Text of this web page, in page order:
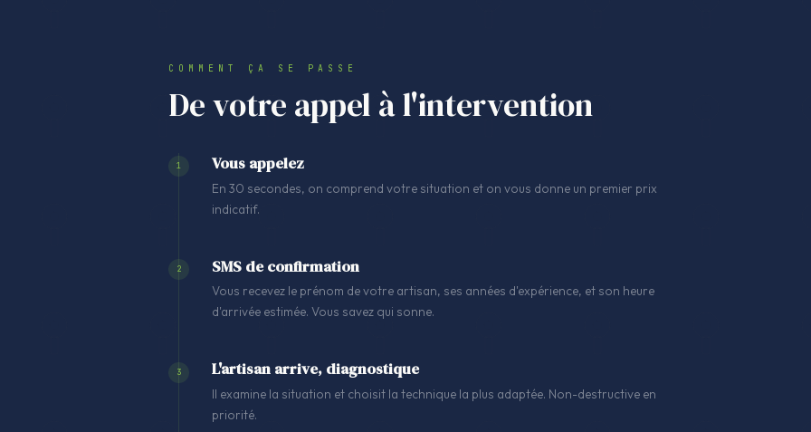
COMMENT ÇA SE PASSE
De votre appel à l'intervention
1 Vous appelez
En 30 secondes, on comprend votre situation et on vous donne un premier prix
indicatif.
2 SMS de confirmation
Vous recevez le prénom de votre artisan, ses années d'expérience, et son heure
d'arrivée estimée. Vous savez qui sonne.
3 L'artisan arrive, diagnostique
Il examine la situation et choisit la technique la plus adaptée. Non-destructive en
priorité.